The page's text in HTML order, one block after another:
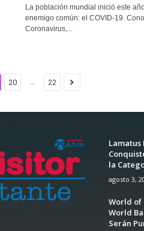
La población mundial inició este
enemigo común: el COVID-19.
Coronavirus,...
20 22
Lamatus
la
agosto 3,
World of
World
Serán